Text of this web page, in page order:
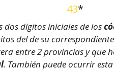
43*
dos dígitos iniciales de los
del de su
entre 2 provincias y que
. También puede ocurrir